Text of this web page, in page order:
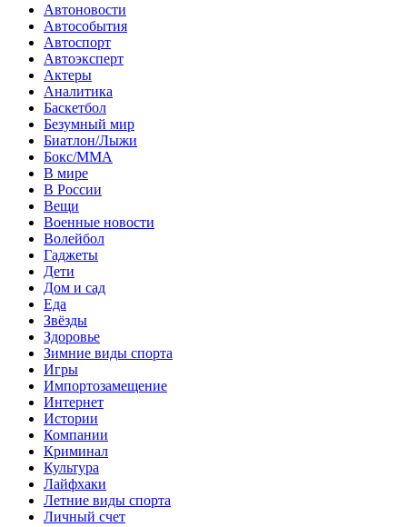
Автоновости
Автособытия
Автоспорт
Автоэксперт
Актеры
Аналитика
Баскетбол
Безумный мир
Биатлон/Лыжи
Бокс/MMA
В мире
В России
Вещи
Военные новости
Волейбол
Гаджеты
Дети
Дом и сад
Еда
Звёзды
Здоровье
Зимние виды спорта
Игры
Импортозамещение
Интернет
Истории
Компании
Криминал
Культура
Лайфхаки
Летние виды спорта
Личный счет